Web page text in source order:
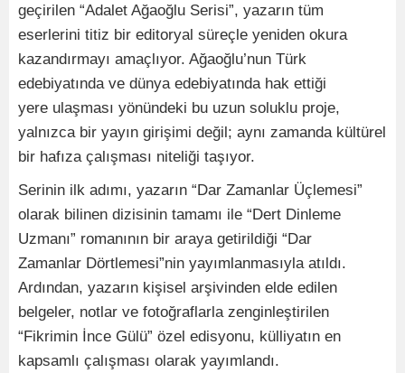
geçirilen “Adalet Ağaoğlu Serisi”, yazarın tüm
eserlerini titiz bir editoryal süreçle yeniden okura
kazandırmayı amaçlıyor. Ağaoğlu’nun Türk
edebiyatında ve dünya edebiyatında hak ettiği
yere ulaşması yönündeki bu uzun soluklu proje,
yalnızca bir yayın girişimi değil; aynı zamanda kültürel
bir hafıza çalışması niteliği taşıyor.
Serinin ilk adımı, yazarın “Dar Zamanlar Üçlemesi”
olarak bilinen dizisinin tamamı ile “Dert Dinleme
Uzmanı” romanının bir araya getirildiği “Dar
Zamanlar Dörtlemesi”nin yayımlanmasıyla atıldı.
Ardından, yazarın kişisel arşivinden elde edilen
belgeler, notlar ve fotoğraflarla zenginleştirilen
“Fikrimin İnce Gülü” özel edisyonu, külliyatın en
kapsamlı çalışması olarak yayımlandı.